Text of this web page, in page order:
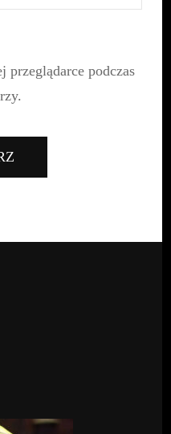
przeglądarce podczas